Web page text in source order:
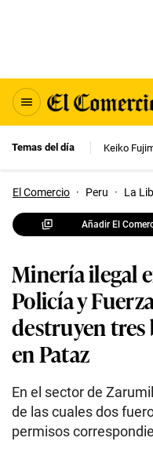
Temas del día Keiko
El Comercio · Peru · La
Añadir El
Minería ilegal
Policía y
destruyen tres
en Pataz
En el sector de
de las cuales dos
permisos